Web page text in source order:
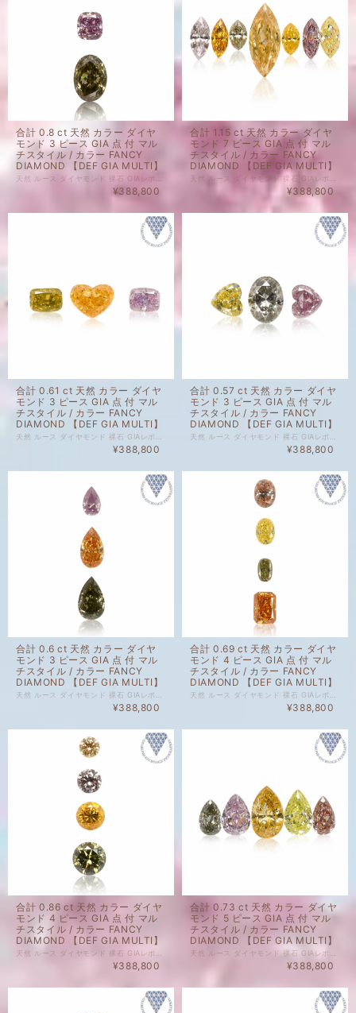
合計 0.8 ct 天然 カラー ダイヤ
モンド 3 ピース GIA 点 付 マル
チスタイル / カラー FANCY
DIAMOND 【DEF GIA MULTI】
¥388,800
合計 1.15 ct 天然 カラー ダイヤ
モンド 7 ピース GIA 点 付 マル
チスタイル / カラー FANCY
DIAMOND 【DEF GIA MULTI】
¥388,800
合計 0.61 ct 天然 カラー ダイヤ
モンド 3 ピース GIA 点 付 マル
チスタイル / カラー FANCY
DIAMOND 【DEF GIA MULTI】
¥388,800
合計 0.57 ct 天然 カラー ダイヤ
モンド 3 ピース GIA 点 付 マル
チスタイル / カラー FANCY
DIAMOND 【DEF GIA MULTI】
¥388,800
合計 0.6 ct 天然 カラー ダイヤ
モンド 3 ピース GIA 点 付 マル
チスタイル / カラー FANCY
DIAMOND 【DEF GIA MULTI】
¥388,800
合計 0.69 ct 天然 カラー ダイヤ
モンド 4 ピース GIA 点 付 マル
チスタイル / カラー FANCY
DIAMOND 【DEF GIA MULTI】
¥388,800
合計 0.86 ct 天然 カラー ダイヤ
モンド 4 ピース GIA 点 付 マル
チスタイル / カラー FANCY
DIAMOND 【DEF GIA MULTI】
¥388,800
合計 0.73 ct 天然 カラー ダイヤ
モンド 5 ピース GIA 点 付 マル
チスタイル / カラー FANCY
DIAMOND 【DEF GIA MULTI】
¥388,800